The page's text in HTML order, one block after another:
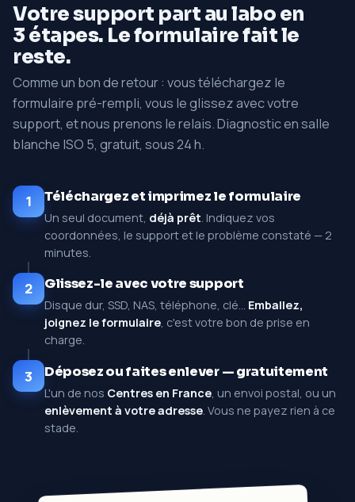
Votre support part au labo en
3 étapes. Le formulaire fait le
reste.
Comme un bon de retour : vous téléchargez le
formulaire pré-rempli, vous le glissez avec votre
support, et nous prenons le relais. Diagnostic en salle
blanche ISO 5, gratuit, sous 24 h.
1 Téléchargez et imprimez le formulaire
Un seul document, déjà prêt. Indiquez vos
coordonnées, le support et le problème constaté — 2
minutes.
2 Glissez-le avec votre support
Disque dur, SSD, NAS, téléphone, clé… Emballez,
joignez le formulaire, c'est votre bon de prise en
charge.
3 Déposez ou faites enlever — gratuitement
L'un de nos Centres en France , un envoi postal, ou un
enlèvement à votre adresse . Vous ne payez rien à ce
stade.